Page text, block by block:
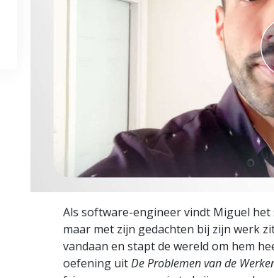
Als software-engineer vindt Miguel
maar met zijn gedachten bij zijn werk
vandaan en stapt de wereld om hem
oefening uitDe Problemen van de